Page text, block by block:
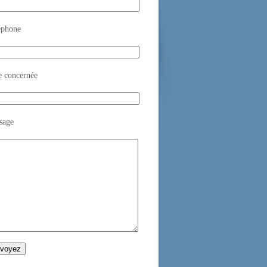
concernée